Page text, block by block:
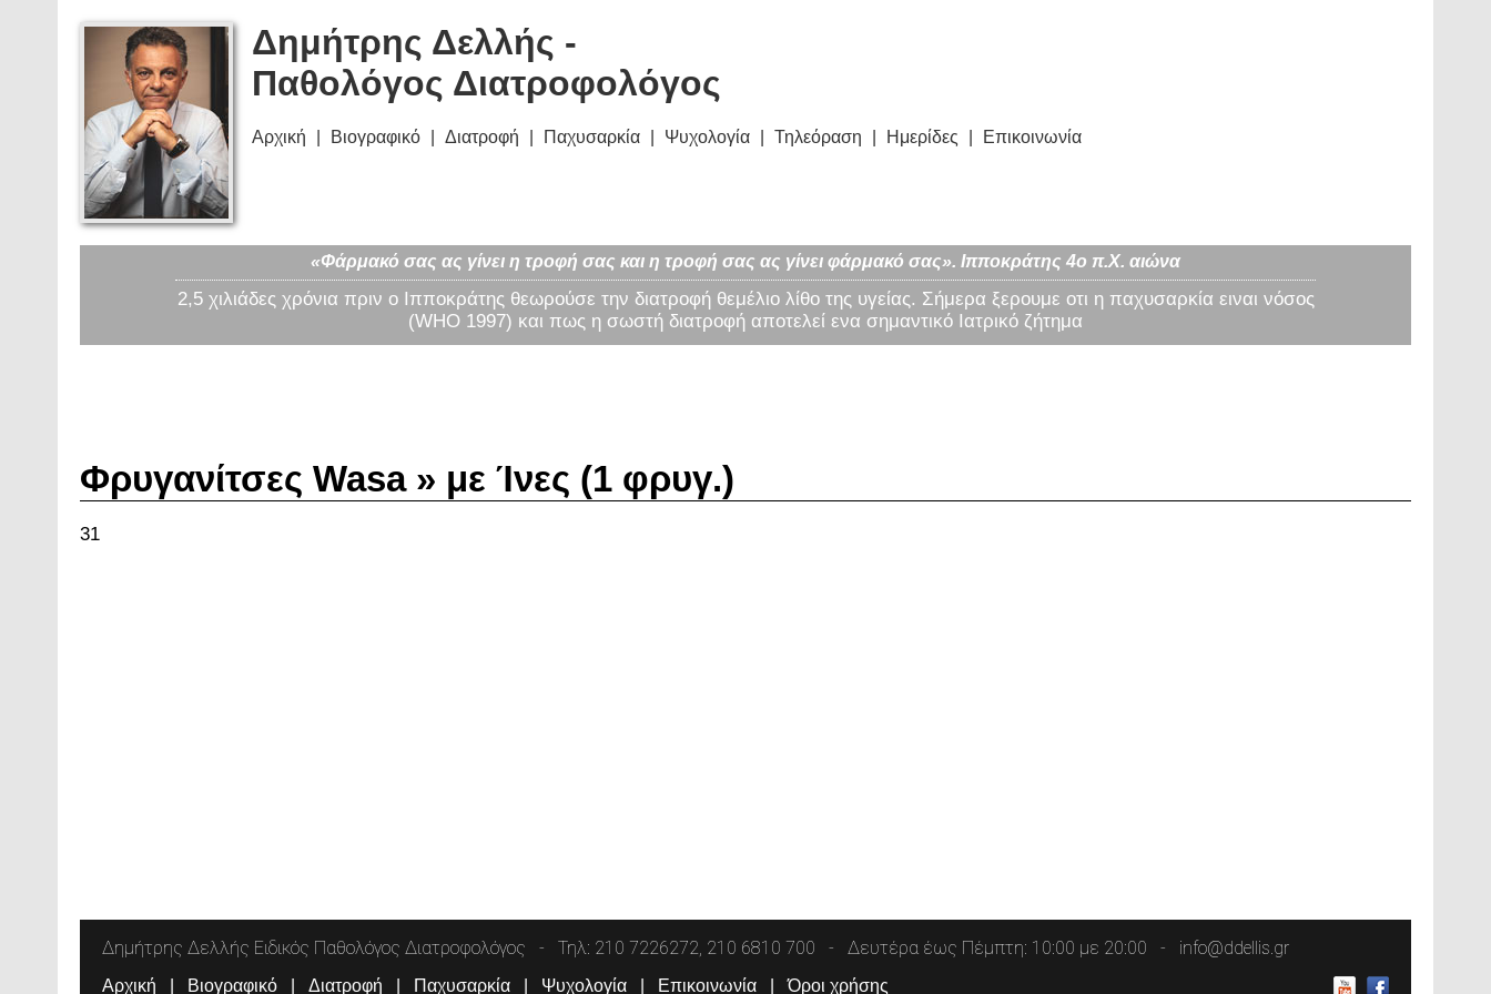
Δημήτρης Δελλής -
Παθολόγος Διατροφολόγος
Αρχική Βιογραφικό Διατροφή Παχυσαρκία Ψυχολογία Τηλεόραση Ημερίδες Επικοινωνία
«Φάρμακό σας ας γίνει η τροφή σας και η τροφή σας ας γίνει φάρμακό σας». Ιπποκράτης 4ο π.Χ. αιώνα
2,5 χιλιάδες χρόνια πριν ο Ιπποκράτης θεωρούσε την διατροφή θεμέλιο λίθο της υγείας. Σήμερα ξερουμε οτι η παχυσαρκία ειναι νόσος
(WHO 1997) και πως η σωστή διατροφή αποτελεί ενα σημαντικό Ιατρικό ζήτημα
Φρυγανίτσες Wasa » με Ίνες (1 φρυγ.)
31
Δημήτρης Δελλής Ειδικός Παθολόγος Διατροφολόγος Τηλ: 210 7226272, 210 6810 700 Δευτέρα έως Πέμπτη: 10:00 με 20:00 info@ddellis.gr
Αρχική Βιογραφικό Διατροφή Παχυσαρκία Ψυχολογία Επικοινωνία Όροι χρήσης